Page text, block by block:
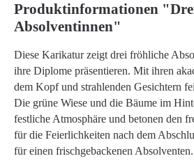
Produktinformationen
Absolventinnen"
Diese Karikatur zeigt drei fröhliche
ihre Diplome präsentieren. Mit ihren
dem Kopf und strahlenden Gesichtern
Die grüne Wiese und die Bäume im
festliche Atmosphäre und betonen den
für die Feierlichkeiten nach dem
für einen frischgebackenen Absolventen.